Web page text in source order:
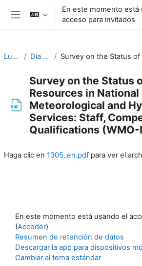
Salta al contenido principal
Panel lateral
En este momento está
acceso para invitados
Luso-WS_2023 Dia 1 - 20 de Novembro
Survey on the Status
Resources in National
Meteorological and
Services: Staff,
Qualifications (WMO-
Haga clic en 1305_en.pdf para ver el
En este momento está usando el
(Acceder)
Resumen de retención de datos
Descargar la app para dispositivos
Cambiar al tema estándar